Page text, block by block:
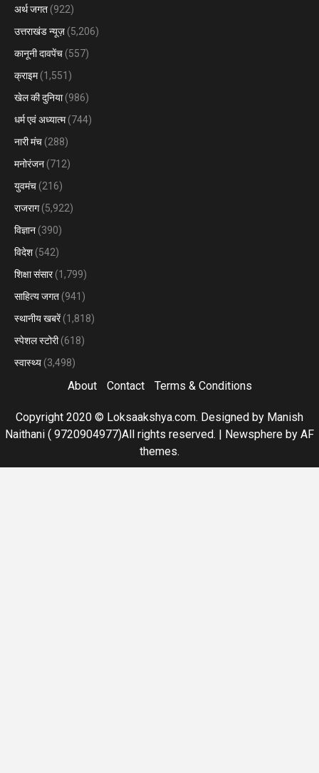
अर्थ जगत (922)
उत्तराखंड न्यूज़ (5,206)
कानूनी दावपेंच (557)
क्राइम(1,551)
खेल की दुनिया(986)
धर्म एवं अध्यात्म(744)
नारी मंच (288)
मनोरंजन (712)
युवमंच (216)
राजराग(5,922)
विज्ञान (390)
विदेश (542)
शिक्षा संसार(1,799)
साहित्य जगत (941)
स्थानीय खबरें(1,818)
स्पेशल स्टोरी(618)
स्वास्थ्य (3,498)
About Contact Terms & Conditions
Copyright 2020 © Loksaakshya.com. Designed by Manish
Naithani ( 9720904977)All rights reserved. | Newsphere by AF
themes.